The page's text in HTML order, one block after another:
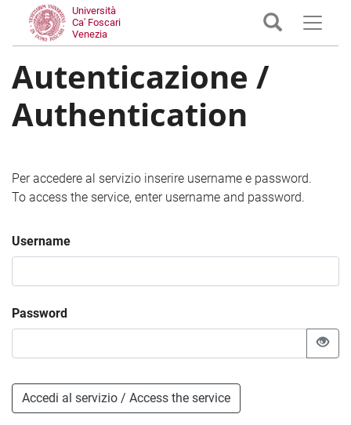
Università
Ca' Foscari
Venezia
Autenticazione /
Authentication
Per accedere al servizio inserire username e password.
To access the service, enter username and password.
Username
Password
Accedi al servizio / Access the service